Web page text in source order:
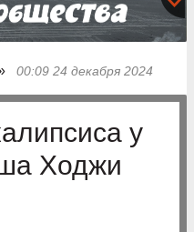
00:09 24 декабря 2024
у
Ходжи